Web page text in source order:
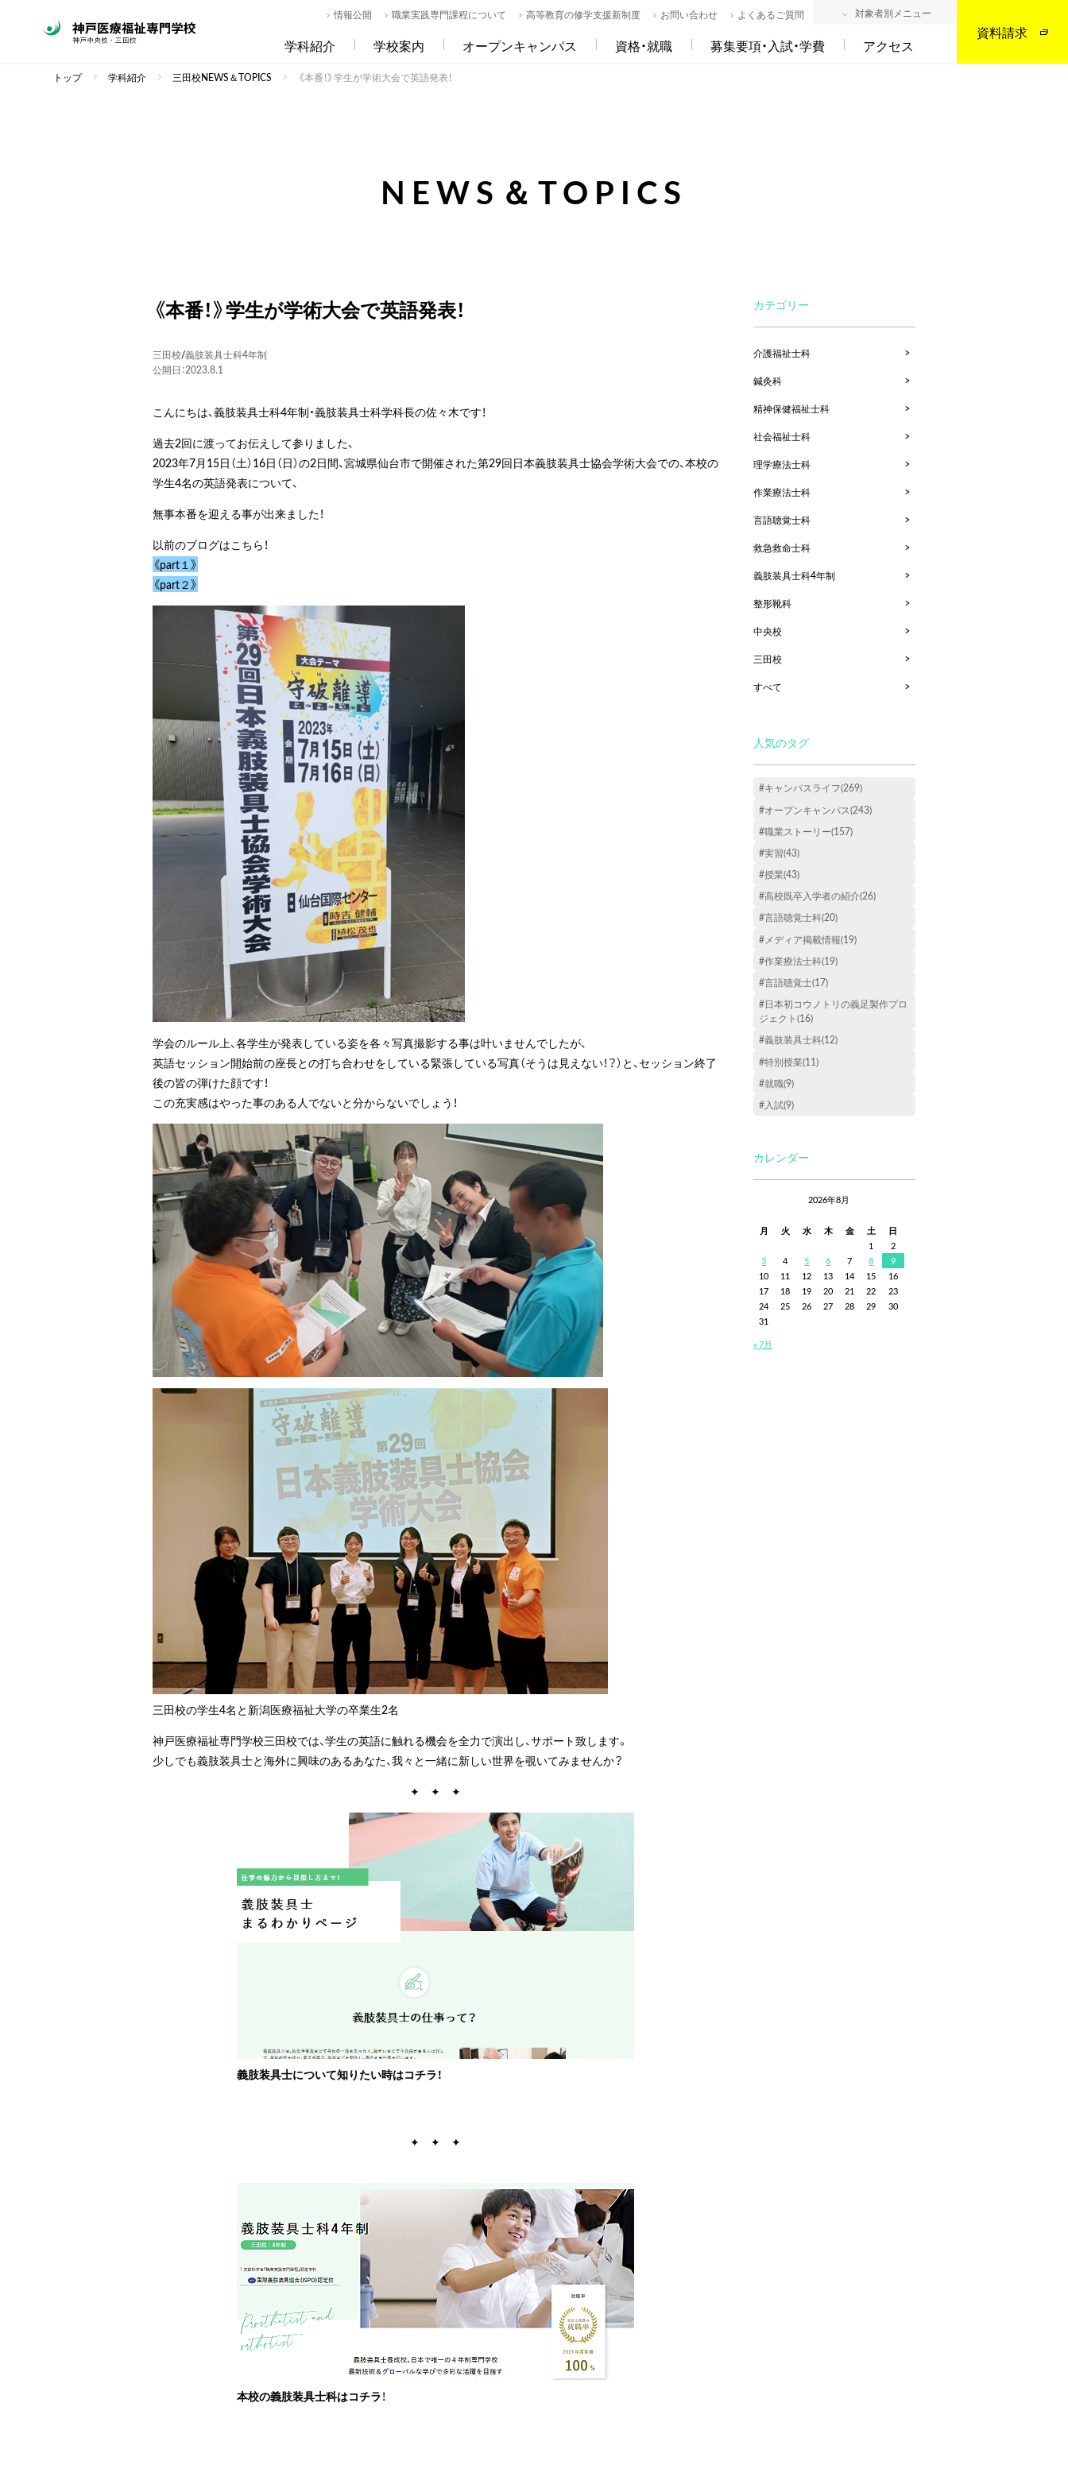
資料請求
学科紹介 学校案内 オープンキャンパス 資格・就職 募集要項・入試・学費 アクセス
情報公開 職業実践専門課程について 高等教育の修学支援新制度 お問い合わせ よくあるご質問 対象者別メニュー
トップ 学科紹介 三田校NEWS＆TOPICS 《本番！》学生が学術大会で英語発表！
NEWS＆TOPICS
《本番！》学生が学術大会で英語発表！
三田校/義肢装具士科4年制
公開日：2023.8.1
こんにちは、義肢装具士科4年制・義肢装具士科学科長の佐々木です！
過去2回に渡ってお伝えして参りました、
2023年7月15日（土）16日（日）の2日間、宮城県仙台市で開催された第29回日本義肢装具士協会学術大会での、本校の
学生4名の英語発表について、
無事本番を迎える事が出来ました！
以前のブログはこちら！
《part１》
《part２》
学会のルール上、各学生が発表している姿を各々写真撮影する事は叶いませんでしたが、
英語セッション開始前の座長との打ち合わせをしている緊張している写真（そうは見えない！？）と、セッション終了
後の皆の弾けた顔です！
この充実感はやった事のある人でないと分からないでしょう！
三田校の学生4名と新潟医療福祉大学の卒業生2名
神戸医療福祉専門学校三田校では、学生の英語に触れる機会を全力で演出し、サポート致します。
少しでも義肢装具士と海外に興味のあるあなた、我々と一緒に新しい世界を覗いてみませんか？
✦ ✦ ✦
義肢装具士について知りたい時はコチラ！
✦ ✦ ✦
本校の義肢装具士科はコチラ！
カテゴリー
介護福祉士科
鍼灸科
精神保健福祉士科
社会福祉士科
理学療法士科
作業療法士科
言語聴覚士科
救急救命士科
義肢装具士科4年制
整形靴科
中央校
三田校
すべて
人気のタグ
#キャンパスライフ(269)
#オープンキャンパス(243)
#職業ストーリー(157)
#実習(43)
#授業(43)
#高校既卒入学者の紹介(26)
#言語聴覚士科(20)
#メディア掲載情報(19)
#作業療法士科(19)
#言語聴覚士(17)
#日本初コウノトリの義足製作プロ
ジェクト(16)
#義肢装具士科(12)
#特別授業(11)
#就職(9)
#入試(9)
カレンダー
2026年8月
月 火 水 木 金 土
日
1
2
3
4 5 6 7 8
9
10
11 12 13 14 15
16
17
18 19 20 21 22
23
24
25 26 27 28 29
30
31
« 7月